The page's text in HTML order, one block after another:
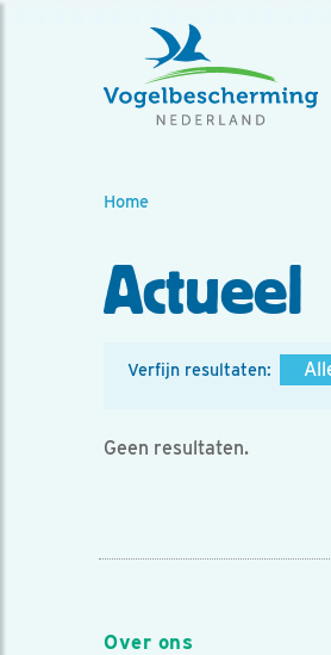
Home
Actueel
Verfijn resultaten:
Geen resultaten.
Over ons